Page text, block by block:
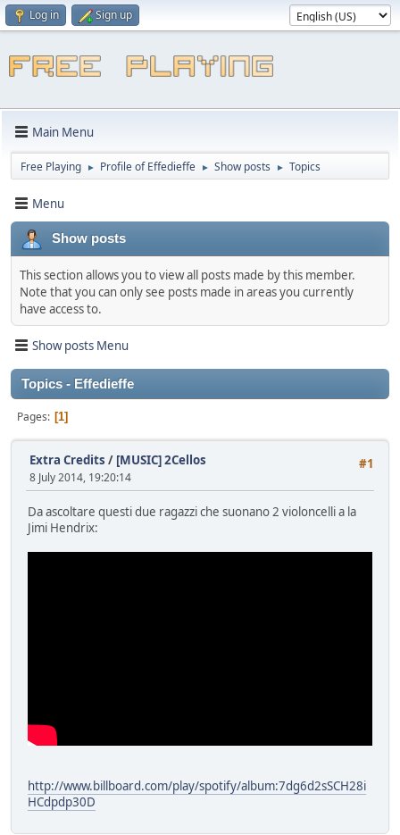
Log in Sign up
Main Menu
Free Playing ► Profile of Effedieffe ► Show posts ► Topics
Menu
Show posts
This section allows you to view all posts made by this member.
Note that you can only see posts made in areas you currently
have access to.
Show posts Menu
Topics - Effedieffe
Pages 1
#1
Extra Credits / [MUSIC] 2Cellos
8 July 2014, 19:20:14
Da ascoltare questi due ragazzi che suonano 2 violoncelli a la
Jimi Hendrix:
http://www.billboard.com/play/spotify/album:7dg6d2sSCH28i
HCdpdp30D